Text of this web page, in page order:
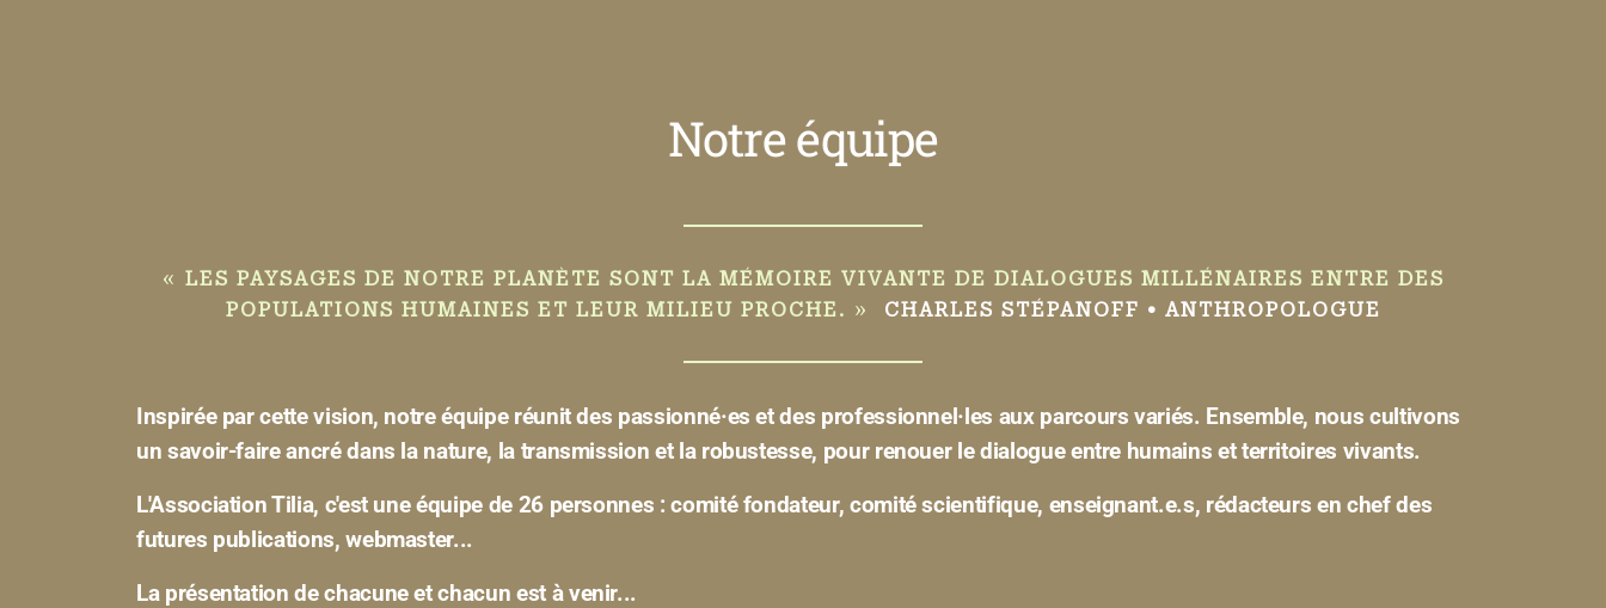
Notre équipe
« LES PAYSAGES DE NOTRE PLANÈTE SONT LA MÉMOIRE VIVANTE DE DIALOGUES MILLÉNAIRES ENTRE DES
POPULATIONS HUMAINES ET LEUR MILIEU PROCHE. » CHARLES STÉPANOFF • ANTHROPOLOGUE
Inspirée par cette vision, notre équipe réunit des passionné·es et des professionnel·les aux parcours variés. Ensemble, nous cultivons
un savoir-faire ancré dans la nature, la transmission et la robustesse, pour renouer le dialogue entre humains et territoires vivants.
L'Association Tilia, c'est une équipe de 26 personnes : comité fondateur, comité scientifique, enseignant.e.s, rédacteurs en chef des
futures publications, webmaster...
La présentation de chacune et chacun est à venir...